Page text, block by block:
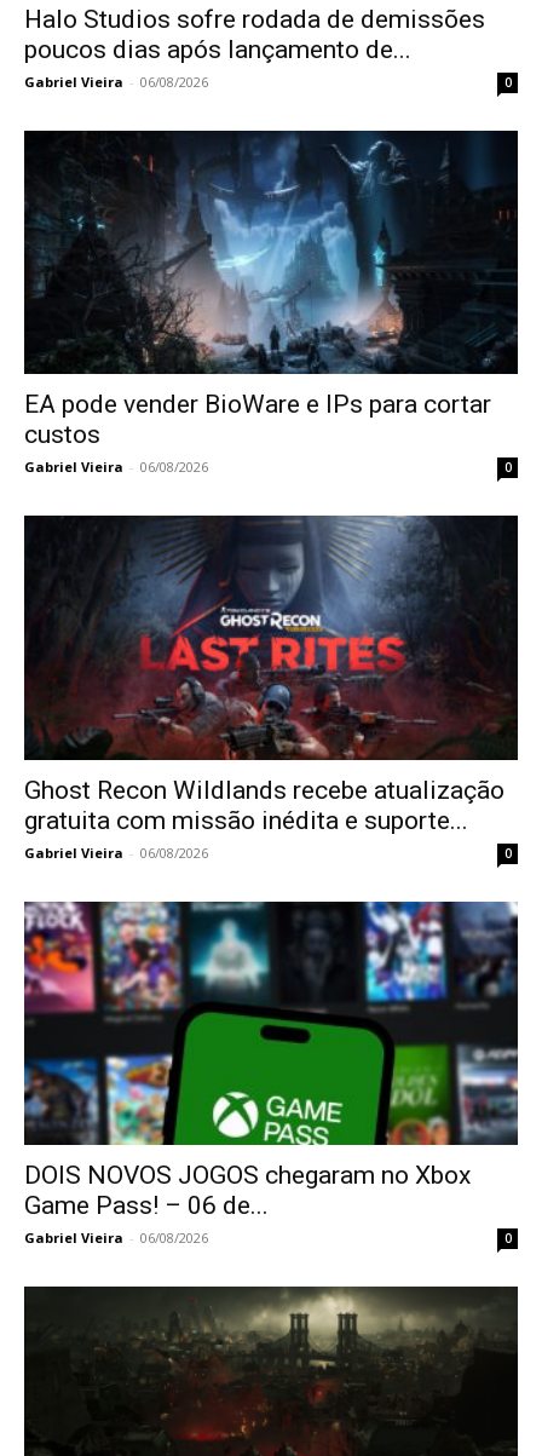
Halo Studios sofre rodada de demissões
poucos dias após lançamento de...
Gabriel Vieira - 06/08/2026 0
EA pode vender BioWare e IPs para cortar
custos
Gabriel Vieira - 06/08/2026 0
Ghost Recon Wildlands recebe atualização
gratuita com missão inédita e suporte...
Gabriel Vieira - 06/08/2026 0
DOIS NOVOS JOGOS chegaram no Xbox
Game Pass! – 06 de...
Gabriel Vieira - 06/08/2026 0